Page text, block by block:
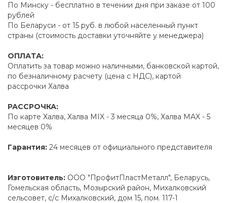
По Минску - бесплатно в течении дня при заказе от 100
рублей
По Беларуси - от 15 руб. в любой населенный пункт
страны (стоимость доставки уточняйте у менеджера)
ОПЛАТА:
Оплатить за товар можно наличными, банковской картой,
по безналичному расчету (цена с НДС), картой
рассрочки Халва
РАССРОЧКА:
По карте Халва, Халва MIX - 3 месяца 0%, Халва MAX - 5
месяцев 0%
Гарантия: 24 месяцев от официального представителя
Изготовитель: ООО "ПрофитПластМеталл", Беларусь,
Гомельская область, Мозырский район, Михалковский
сельсовет, с/с Михалковский, дом 15, пом. 117-1